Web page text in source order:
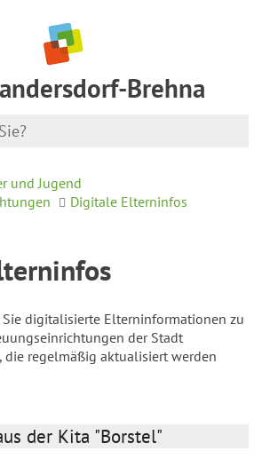
Brehna
und Jugend
Digitale Elterninfos
digitalisierte Elterninformationen zu
der Stadt
die regelmäßig aktualisiert werden
der Kita "Borstel"